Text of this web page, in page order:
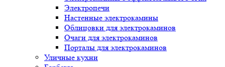
Электропечи
Настенные электрокамины
Облицовки для электрокаминов
Очаги для электрокаминов
Порталы для электрокаминов
Уличные кухни